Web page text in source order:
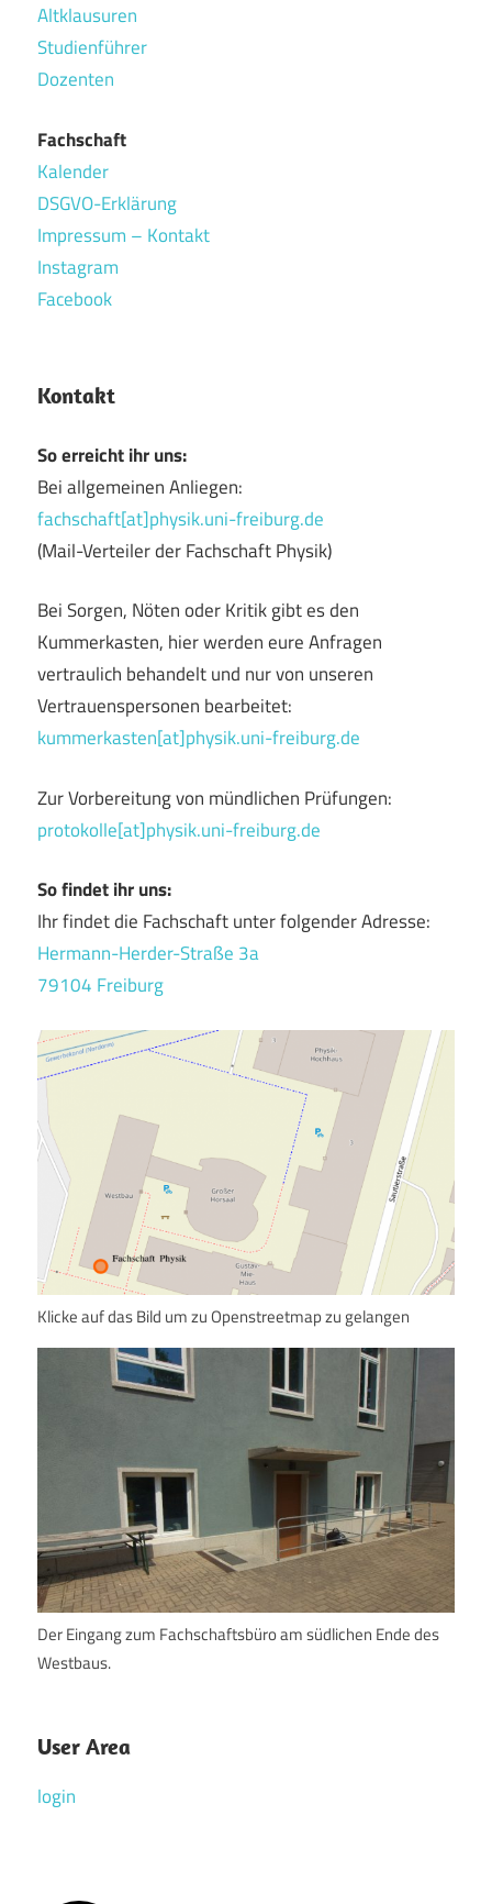
Altklausuren
Studienführer
Dozenten
Fachschaft
Kalender
DSGVO-Erklärung
Impressum – Kontakt
Instagram
Facebook
Kontakt
So erreicht ihr uns:
Bei allgemeinen Anliegen:
fachschaft[at]physik.uni-freiburg.de
(Mail-Verteiler der Fachschaft Physik)
Bei Sorgen, Nöten oder Kritik gibt es den
Kummerkasten, hier werden eure Anfragen
vertraulich behandelt und nur von unseren
Vertrauenspersonen bearbeitet:
kummerkasten[at]physik.uni-freiburg.de
Zur Vorbereitung von mündlichen Prüfungen:
protokolle[at]physik.uni-freiburg.de
So findet ihr uns:
Ihr findet die Fachschaft unter folgender Adresse:
Hermann-Herder-Straße 3a
79104 Freiburg
Klicke auf das Bild um zu Openstreetmap zu gelangen
Der Eingang zum Fachschaftsbüro am südlichen Ende des
Westbaus.
User Area
login